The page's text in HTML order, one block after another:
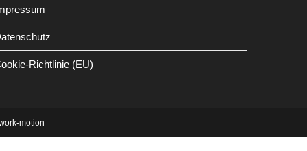
Richtlinie (EU)
motion